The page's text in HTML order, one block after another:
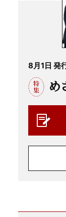
8月1日 発
め